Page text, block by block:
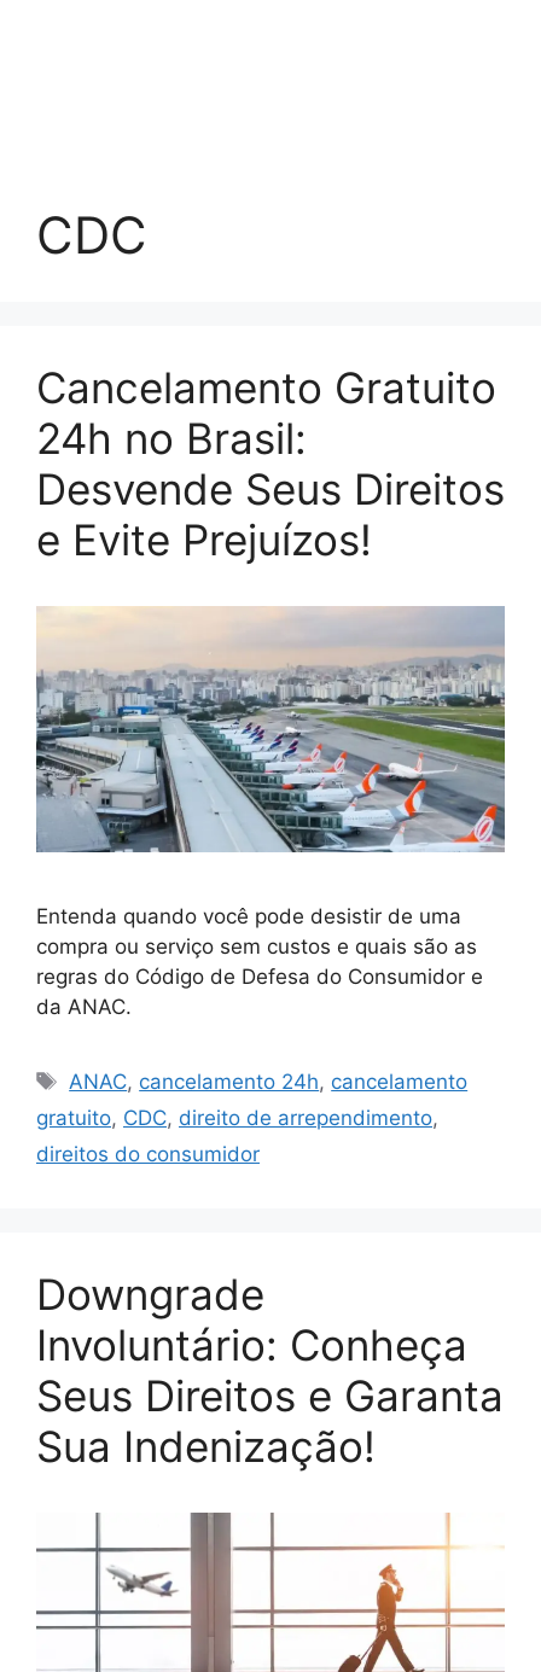
CDC
Cancelamento Gratuito
24h no Brasil:
Desvende Seus Direitos
e Evite Prejuízos!
Entenda quando você pode desistir de uma
compra ou serviço sem custos e quais são as
regras do Código de Defesa do Consumidor e
da ANAC.
Tags
ANAC, cancelamento 24h, cancelamento
gratuito, CDC, direito de arrependimento,
direitos do consumidor
Downgrade
Involuntário: Conheça
Seus Direitos e Garanta
Sua Indenização!